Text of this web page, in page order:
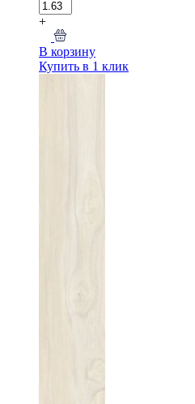
+
В корзину
Купить в 1 клик